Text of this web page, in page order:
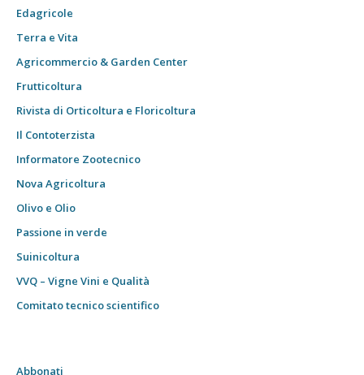
Edagricole
Terra e Vita
Agricommercio & Garden Center
Frutticoltura
Rivista di Orticoltura e Floricoltura
Il Contoterzista
Informatore Zootecnico
Nova Agricoltura
Olivo e Olio
Passione in verde
Suinicoltura
VVQ – Vigne Vini e Qualità
Comitato tecnico scientifico
Abbonati